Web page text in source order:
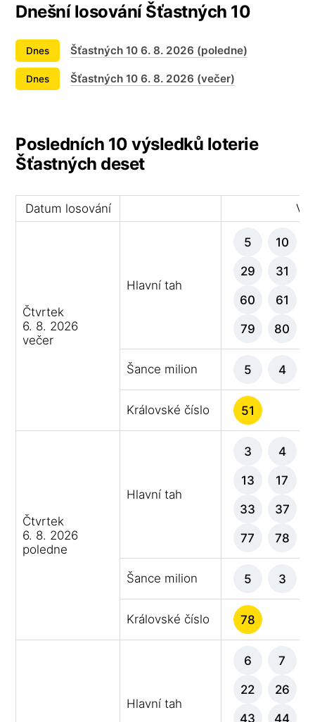
Dnešní losování Šťastných 10
Dnes Šťastných 10 6. 8. 2026 (poledne)
Dnes Šťastných 10 6. 8. 2026 (večer)
Posledních 10 výsledků loterie
Šťastných deset
Datum losování
Čtvrtek
6. 8. 2026
večer
Hlavní tah
5 10
29 31
60 61
79 80
Šance milion 5 4
Královské číslo 51
Čtvrtek
6. 8. 2026
poledne
Hlavní tah
3 4
13 17
33 37
77 78
Šance milion 5 3
Královské číslo 78
Hlavní tah
6 7
22 26
43 44